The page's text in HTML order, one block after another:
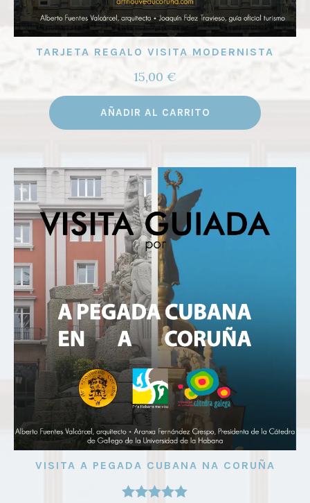
TARJETA REGALO VISITA MODERNISTA
15,00 €
AÑADIR AL CARRITO
VISITA A PEGADA CUBANA NA CORUÑA